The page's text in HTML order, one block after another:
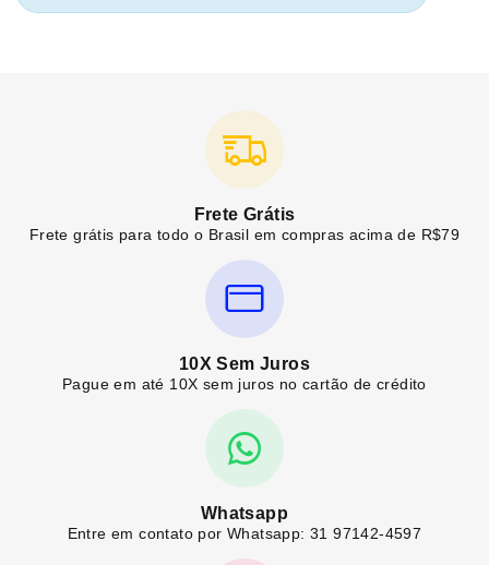
Frete Grátis
Frete grátis para todo o Brasil em compras acima de R$79
10X Sem Juros
Pague em até 10X sem juros no cartão de crédito
Whatsapp
Entre em contato por Whatsapp: 31 97142-4597